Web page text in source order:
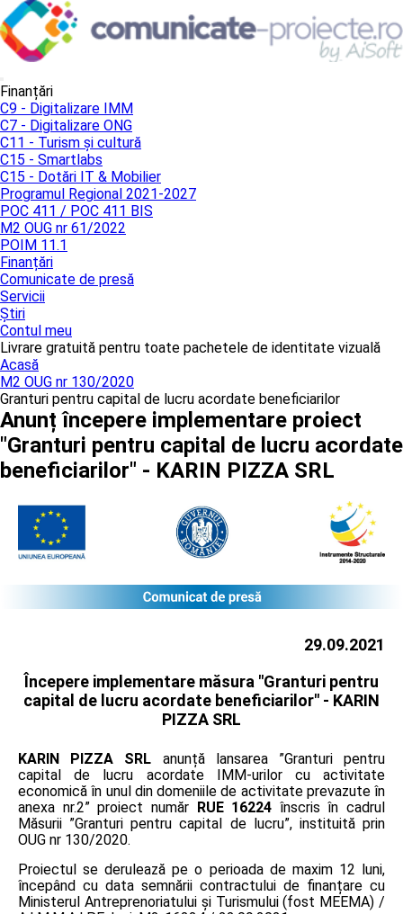
Finanțări
C9 - Digitalizare IMM
C7 - Digitalizare ONG
C11 - Turism și cultură
C15 - Smartlabs
C15 - Dotări IT & Mobilier
Programul Regional 2021-2027
POC 411 / POC 411 BIS
M2 OUG nr 61/2022
POIM 11.1
Finanțări
Comunicate de presă
Servicii
Știri
Contul meu
Livrare gratuită pentru toate pachetele de identitate vizuală
Acasă
M2 OUG nr 130/2020
Granturi pentru capital de lucru acordate beneficiarilor
Anunț începere implementare proiect
"Granturi pentru capital de lucru acordate
beneficiarilor" - KARIN PIZZA SRL
29.09.2021
Începere implementare măsura "Granturi pentru
capital de lucru acordate beneficiarilor" - KARIN
PIZZA SRL
KARIN PIZZA SRL anunță lansarea ”Granturi pentru
capital de lucru acordate IMM-urilor cu activitate
economică în unul din domeniile de activitate prevazute în
anexa nr.2” proiect număr RUE 16224 înscris în cadrul
Măsurii ”Granturi pentru capital de lucru”, instituită prin
OUG nr 130/2020.
Proiectul se derulează pe o perioada de maxim 12 luni,
începând cu data semnării contractului de finanțare cu
Ministerul Antreprenoriatului și Turismului (fost MEEMA) /